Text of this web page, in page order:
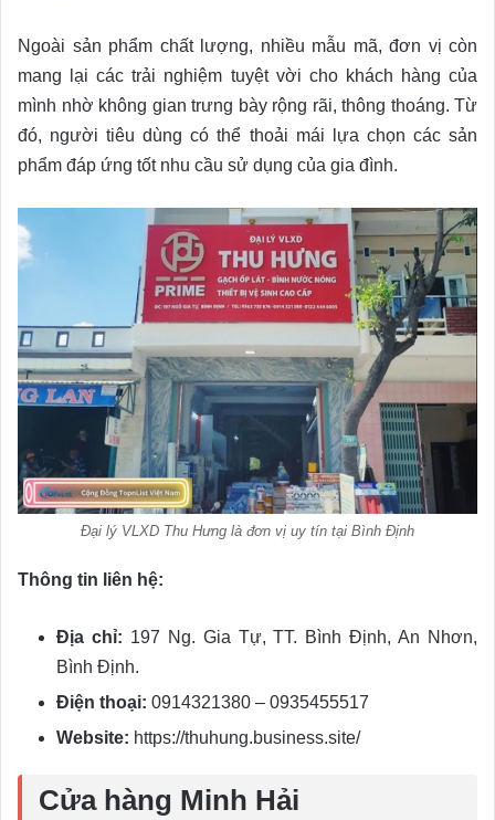
Ngoài sản phẩm chất lượng, nhiều mẫu mã, đơn vị còn
mang lại các trải nghiệm tuyệt vời cho khách hàng của
mình nhờ không gian trưng bày rộng rãi, thông thoáng. Từ
đó, người tiêu dùng có thể thoải mái lựa chọn các sản
phẩm đáp ứng tốt nhu cầu sử dụng của gia đình.
Đại lý VLXD Thu Hưng là đơn vị uy tín tại Bình Định
Thông tin liên hệ:
Địa chỉ: 197 Ng. Gia Tự, TT. Bình Định, An Nhơn,
Bình Định.
Điện thoại: 0914321380 – 0935455517
Website: https://thuhung.business.site/
Cửa hàng Minh Hải